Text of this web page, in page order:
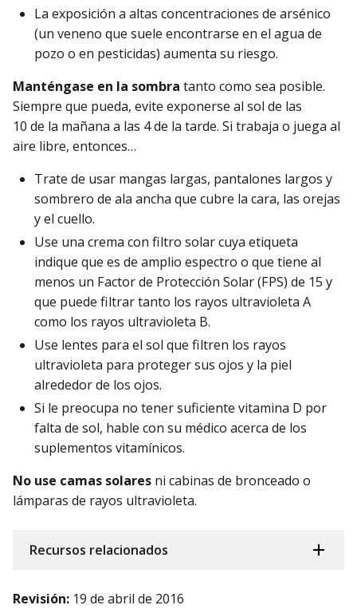
La exposición a altas concentraciones de arsénico
(un veneno que suele encontrarse en el agua de
pozo o en pesticidas) aumenta su riesgo.
Manténgase en la sombra tanto como sea posible.
Siempre que pueda, evite exponerse al sol de las
10 de la mañana a las 4 de la tarde. Si trabaja o juega al
aire libre, entonces…
Trate de usar mangas largas, pantalones largos y
sombrero de ala ancha que cubre la cara, las orejas
y el cuello.
Use una crema con filtro solar cuya etiqueta
indique que es de amplio espectro o que tiene al
menos un Factor de Protección Solar (FPS) de 15 y
que puede filtrar tanto los rayos ultravioleta A
como los rayos ultravioleta B.
Use lentes para el sol que filtren los rayos
ultravioleta para proteger sus ojos y la piel
alrededor de los ojos.
Si le preocupa no tener suficiente vitamina D por
falta de sol, hable con su médico acerca de los
suplementos vitamínicos.
No use camas solares ni cabinas de bronceado o
lámparas de rayos ultravioleta.
Recursos relacionados
Revisión: 19 de abril de 2016